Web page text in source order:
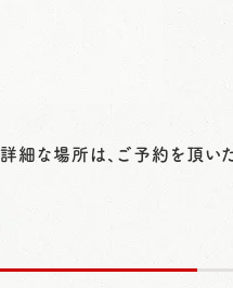
詳細な場所は、ご予約を頂い